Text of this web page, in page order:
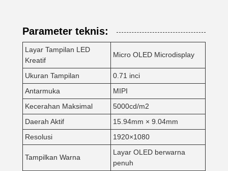
Parameter teknis:
Layar Tampilan LED
Kreatif
Micro OLED Microdisplay
Ukuran Tampilan
0.71 inci
Antarmuka
MIPI
Kecerahan Maksimal
5000cd/m2
Daerah Aktif
15.94mm × 9.04mm
Resolusi
1920×1080
Tampilkan Warna
Layar OLED berwarna
penuh